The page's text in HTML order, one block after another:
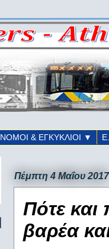
ΝΟΜΟΙ & ΕΓΚΥΚΛΙΟΙ ▼
Πέμπτη 4 Μαΐου 2017
Πότε και
βαρέα